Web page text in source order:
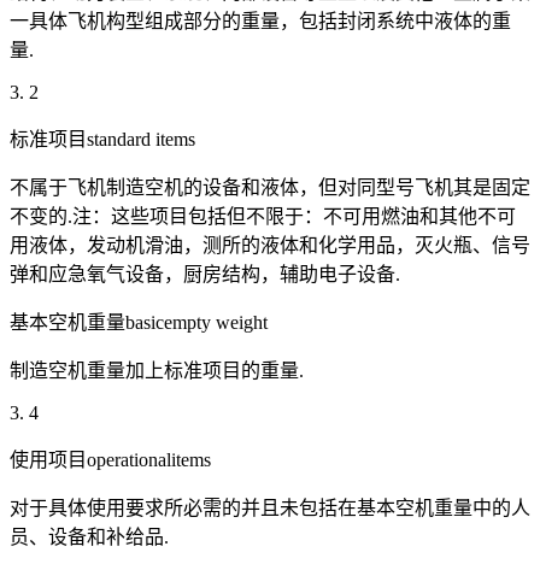
一具体飞机构型组成部分的重量，包括封闭系统中液体的重
量.
3. 2
标准项目standard items
不属于飞机制造空机的设备和液体，但对同型号飞机其是固定
不变的.注：这些项目包括但不限于：不可用燃油和其他不可
用液体，发动机滑油，测所的液体和化学用品，灭火瓶、信号
弹和应急氧气设备，厨房结构，辅助电子设备.
基本空机重量basicempty weight
制造空机重量加上标准项目的重量.
3. 4
使用项目operationalitems
对于具体使用要求所必需的并且未包括在基本空机重量中的人
员、设备和补给品.